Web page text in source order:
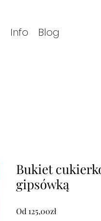
Info Blog
Bukiet
gipsówką
Od 125,00złCena